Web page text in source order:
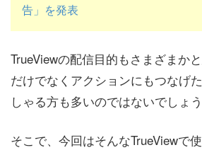
告」を発表
TrueViewの配信目的もさまざまか
だけでなくアクションにもつなげ
しゃる方も多いのではないでしょ
そこで、今回はそんなTrueViewで